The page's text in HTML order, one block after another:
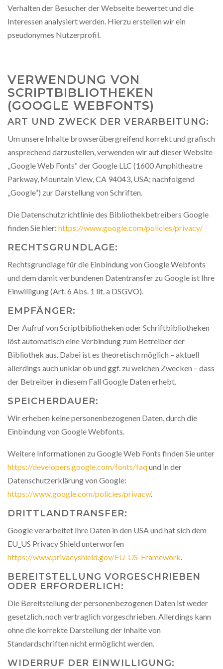
Verhalten der Besucher der Webseite bewertet und die
Interessen analysiert werden. Hierzu erstellen wir ein
pseudonymes Nutzerprofil.
VERWENDUNG VON
SCRIPTBIBLIOTHEKEN
(GOOGLE WEBFONTS)
ART UND ZWECK DER VERARBEITUNG:
Um unsere Inhalte browserübergreifend korrekt und grafisch
ansprechend darzustellen, verwenden wir auf dieser Website
„Google Web Fonts“ der Google LLC (1600 Amphitheatre
Parkway, Mountain View, CA 94043, USA; nachfolgend
„Google“) zur Darstellung von Schriften.
Die Datenschutzrichtlinie des Bibliothekbetreibers Google
finden Sie hier: https://www.google.com/policies/privacy/
RECHTSGRUNDLAGE:
Rechtsgrundlage für die Einbindung von Google Webfonts
und dem damit verbundenen Datentransfer zu Google ist Ihre
Einwilligung (Art. 6 Abs. 1 lit. a DSGVO).
EMPFÄNGER:
Der Aufruf von Scriptbibliotheken oder Schriftbibliotheken
löst automatisch eine Verbindung zum Betreiber der
Bibliothek aus. Dabei ist es theoretisch möglich – aktuell
allerdings auch unklar ob und ggf. zu welchen Zwecken – dass
der Betreiber in diesem Fall Google Daten erhebt.
SPEICHERDAUER:
Wir erheben keine personenbezogenen Daten, durch die
Einbindung von Google Webfonts.
Weitere Informationen zu Google Web Fonts finden Sie unter
https://developers.google.com/fonts/faqund in der
Datenschutzerklärung von Google:
https://www.google.com/policies/privacy/.
DRITTLANDTRANSFER:
Google verarbeitet Ihre Daten in den USA und hat sich dem
EU_US Privacy Shield unterworfen
https://www.privacyshield.gov/EU-US-Framework.
BEREITSTELLUNG VORGESCHRIEBEN
ODER ERFORDERLICH:
Die Bereitstellung der personenbezogenen Daten ist weder
gesetzlich, noch vertraglich vorgeschrieben. Allerdings kann
ohne die korrekte Darstellung der Inhalte von
Standardschriften nicht ermöglicht werden.
WIDERRUF DER EINWILLIGUNG: